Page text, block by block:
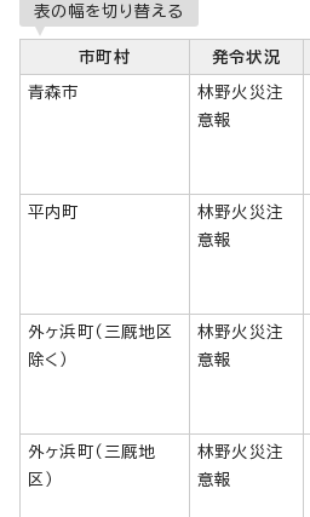
表の幅を切り替える
市町村 発令状況
青森市
林野火災注
意報
平内町
林野火災注
意報
外ヶ浜町（三厩地区
除く）
林野火災注
意報
外ヶ浜町（三厩地
区）
林野火災注
意報